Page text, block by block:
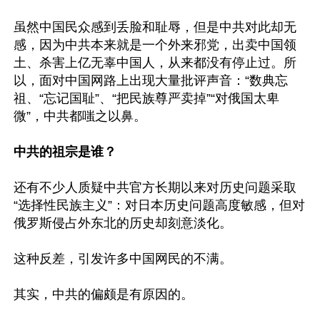
虽然中国民众感到丢脸和耻辱，但是中共对此却无
感，因为中共本来就是一个外来邪党，出卖中国领
土、杀害上亿无辜中国人，从来都没有停止过。所
以，面对中国网路上出现大量批评声音：“数典忘
祖、“忘记国耻”、“把民族尊严卖掉”“对俄国太卑
微”，中共都嗤之以鼻。
中共的祖宗是谁？
还有不少人质疑中共官方长期以来对历史问题采取
“选择性民族主义”：对日本历史问题高度敏感，但对
俄罗斯侵占外东北的历史却刻意淡化。
这种反差，引发许多中国网民的不满。
其实，中共的偏颇是有原因的。